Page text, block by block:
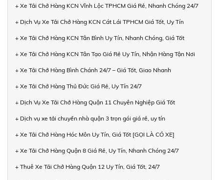
+ Xe Tải Chở Hàng KCN Vĩnh Lộc TPHCM Giá Rẻ, Nhanh Chóng 24/7
+ Dịch Vụ Xe Tải Chở Hàng KCN Cát Lái TPHCM Giá Tốt, Uy Tín
+ Xe Tải Chở Hàng KCN Tân Bình Uy Tín, Nhanh Chóng, Giá Tốt
+ Xe Tải Chở Hàng KCN Tân Tạo Giá Rẻ Uy Tín, Nhận Hàng Tận Nơi
+ Xe Tải Chở Hàng Bình Chánh 24/7 – Giá Tốt, Giao Nhanh
+ Xe Tải Chở Hàng Thủ Đức Giá Rẻ, Uy Tín 24/7
+ Dịch Vụ Xe Tải Chở Hàng Quận 11 Chuyên Nghiệp Giá Tốt
+ Dịch vụ xe tải chuyển nhà quận 3 trọn gói giá rẻ, uy tín
+ Xe Tải Chở Hàng Hóc Môn Uy Tín, Giá Tốt [GỌI LÀ CÓ XE]
+ Xe Tải Chở Hàng Quận 8 Giá Rẻ, Uy Tín, Nhanh Chóng 24/7
+ Thuê Xe Tải Chở Hàng Quận 12 Uy Tín, Giá Tốt, 24/7